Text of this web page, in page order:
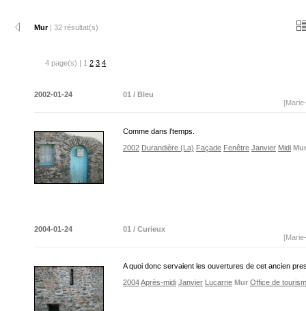
Mur| 32 résultat(s)
4 page(s) | 1 2 3 4
2002-01-24
01 / Bleu
Comme dans l’temps.
2002 Durandière (La) Façade Fenêtre Janvier Midi Mur
2004-01-24
01 / Curieux
A quoi donc servaient les ouvertures de cet ancien
2004Après-midi Janvier Lucarne Mur Office de